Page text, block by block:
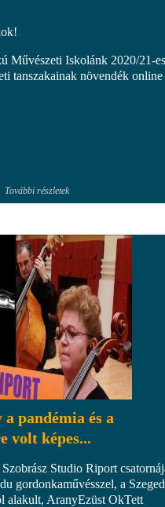
Művészeti Iskolánk 2020/21-es
tanszakainak növendék online
További részletek
pandémia és a
volt képes...
Studio Riport
gordonkaművésszel, a
alakult, AranyEzüst OkTett